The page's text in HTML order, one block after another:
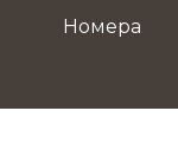
Номера